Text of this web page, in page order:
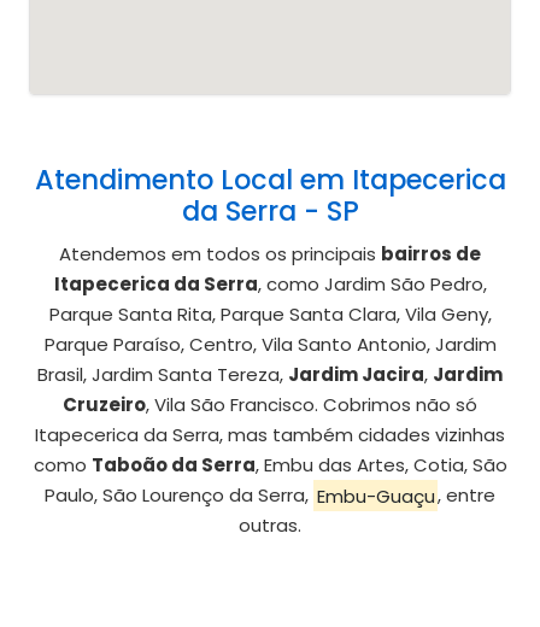
Atendimento Local em Itapecerica
da Serra - SP
Atendemos em todos os principais bairros de
Itapecerica da Serra, como Jardim São Pedro,
Parque Santa Rita, Parque Santa Clara, Vila Geny,
Parque Paraíso, Centro, Vila Santo Antonio, Jardim
Brasil, Jardim Santa Tereza, Jardim Jacira, Jardim
Cruzeiro, Vila São Francisco. Cobrimos não só
Itapecerica da Serra, mas também cidades vizinhas
como Taboão da Serra, Embu das Artes, Cotia, São
Paulo, São Lourenço da Serra, Embu-Guaçu, entre
outras.